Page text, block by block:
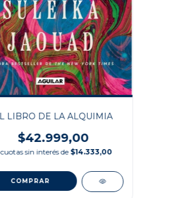
LIBRO DE LA ALQUIMIA
$42.999,00
cuotas sin interés de $14.333,00